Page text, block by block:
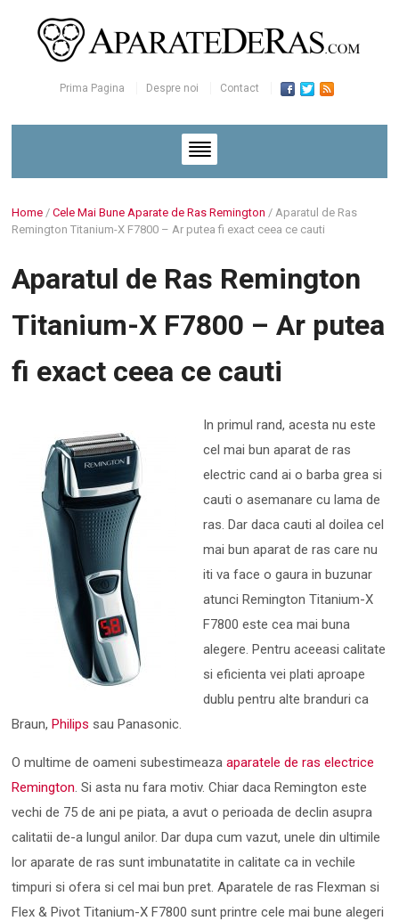
Prima Pagina Despre noi Contact
Home /Cele Mai Bune Aparate de Ras Remington /Aparatul de Ras
Remington Titanium-X F7800 – Ar putea fi exact ceea ce cauti
Aparatul de Ras Remington
Titanium-X F7800 – Ar putea
fi exact ceea ce cauti
In primul rand, acesta nu este
cel mai bun aparat de ras
electric cand ai o barba grea si
cauti o asemanare cu lama de
ras. Dar daca cauti al doilea cel
mai bun aparat de ras care nu
iti va face o gaura in buzunar
atunci Remington Titanium-X
F7800 este cea mai buna
alegere. Pentru aceeasi calitate
si eficienta vei plati aproape
dublu pentru alte branduri ca
Braun,Philips sau Panasonic.
O multime de oameni subestimeazaaparatele de ras electrice
Remington. Si asta nu fara motiv. Chiar daca Remington este
vechi de 75 de ani pe piata, a avut o perioada de declin asupra
calitatii de-a lungul anilor. Dar dupa cum vazut, unele din ultimile
lor aparate de ras sunt imbunatatite in calitate ca in vechile
timpuri si ofera si cel mai bun pret. Aparatele de ras Flexman si
Flex & Pivot Titanium-X F7800 sunt printre cele mai bune alegeri